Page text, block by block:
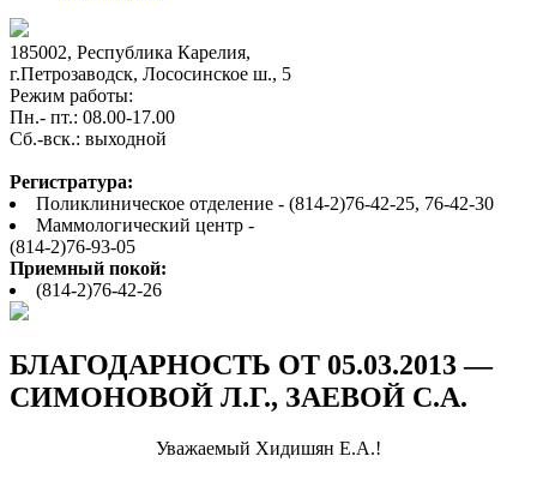
185002, Республика Карелия,
г.Петрозаводск, Лососинское ш., 5
Режим работы:
Пн.- пт.: 08.00-17.00
Cб.-вск.: выходной
Регистратура:
Поликлиническое отделение - (814-2)76-42-25, 76-42-30
Маммологический центр -
(814-2)76-93-05
Приемный покой:
(814-2)76-42-26
БЛАГОДАРНОСТЬ ОТ 05.03.2013 —
СИМОНОВОЙ Л.Г., ЗАЕВОЙ С.А.
Уважаемый Хидишян Е.А.!